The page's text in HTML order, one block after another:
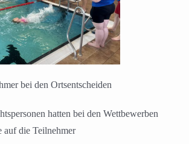
bei den Ortsentscheiden
hatten bei den Wettbewerben
auf die Teilnehmer